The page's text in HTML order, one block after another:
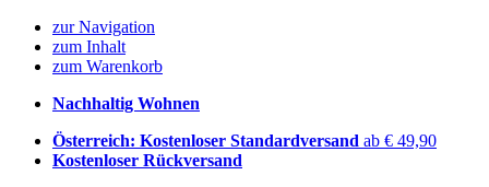
zur Navigation
zum Inhalt
zum Warenkorb
Nachhaltig Wohnen
Österreich: Kostenloser Standardversand ab € 49,90
Kostenloser Rückversand